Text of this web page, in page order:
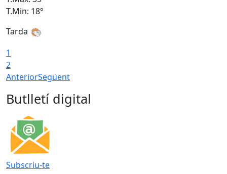
T.Min: 18°
Tarda
1
2
AnteriorSegüent
Butlletí digital
Subscriu-te